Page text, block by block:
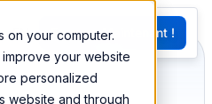
on your computer.
your website
personalized
website and through
EN
G
Essayez Maintenant !